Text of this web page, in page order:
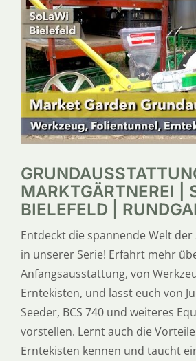
SERVICE
ÜBER UNS
MARKTGÄRTNEREI |
BIELEFELD |
Entdeckt die spannende Welt der
in unserer Serie! Erfahrt mehr
Anfangsausstattung, von
Erntekisten, und lasst euch von
Seeder, BCS 740 und weiteres
vorstellen. Lernt auch die
Erntekisten kennen und taucht